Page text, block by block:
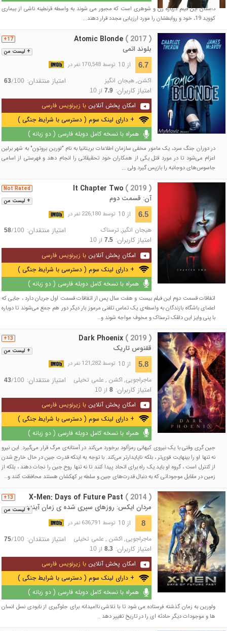
داستان این فیلم درباره زن و شوهری است که مجبور می شوند به واسطه قرنطینه ناشی از بیماری
کووید 19، خود و روابطشان را مورد ارزیابی مجدد قرار دهند...
+ لیست من
17+ Atomic Blonde ( 2017 )
بلوند اتمی
6.7 از 10 توسط 170,548 نفر در
اکشن,هیجان انگیز امتیاز منتقدان: 63/100
امتیاز کاربران: 7.9از 10
امکان پخش آنلاین با زیرنویس فارسی
+ دارای لینک سوم ( دسترسی با شرایط جنگی )
همراه با نسخه کامل دوبله فارسی ( دو زبانه )
در دوران جنگ سرد، یک مامور مخفی سازمان اطلاعات بریتانیا به نام "لورین بروتون" به شهر برلین
اعزام می‌شود تا در مورد قتل یکی از همکاران خود تحقیقاتی را انجام دهد و فهرستی از اسامی
جاسوس‌های دوجانبه را بازپس گیرد ولی ...
+ لیست من
Not Rated It Chapter Two ( 2019 )
آن: قسمت دوم
6.5 از 10 توسط 226,180 نفر در
هیجان انگیز, ترسناک امتیاز منتقدان: 58/100
امتیاز کاربران: 7.5از 10
امکان پخش آنلاین با زیرنویس فارسی
+ دارای لینک سوم ( دسترسی با شرایط جنگی )
همراه با نسخه کامل دوبله فارسی ( دو زبانه )
اتفاقات قسمت دوم این فیلم بیست و هفت سال پس از اتفاقات قسمت اول جریان دارد ، جایی که
اعضای باشگاه بازندگان به واسطه‌ی یک تماس تلفنی مرموز بار دیگر دور هم جمع می‌شوند تا دوباره
با پنی وایز این دلقک ترسناک و مخوف مواجه شوند و…
+ لیست من
13+ Dark Phoenix ( 2019 )
ققنوس تاریک
5.8 از 10 توسط 121,282 نفر در
ماجراجویی, اکشن , علمی تخیلی امتیاز منتقدان: 43/100
امتیاز کاربران: 8از 10
امکان پخش آنلاین با زیرنویس فارسی
+ دارای لینک سوم ( دسترسی با شرایط جنگی )
همراه با نسخه کامل دوبله فارسی ( دو زبانه )
جین گری وقتی با یک نیروی کیهانی رمزآلود برخورد می‌کند در آستانه‌ی مرگ قرار می‌گیرد. این نیرو
نه تنها او را بینهایت قوی‌تر ، بلکه ناپایدارتر می‌کند. با توجه به اینکه قدرت جین در حال خارج شدن
از کنترل است ، گروه او باید یک راه برای اتحاد پیدا کنند تا نه تنها روح جین را نجات دهند ، بلکه از
زمین در مقابل موجوداتی که به دنبال قدرت‌های جین و سلطه بر کهکشان هستند محافظت کنند و…
+ لیست من
13+ X-Men: Days of Future Past ( 2014 )
مردان ایکس: روزهای سپری شده ی زمان آینده
8 از 10 توسط 636,791 نفر در
ماجراجویی, اکشن ,علمی تخیلی امتیاز منتقدان: 75/100
امتیاز کاربران: 8.3از 10
امکان پخش آنلاین با زیرنویس فارسی
+ دارای لینک سوم ( دسترسی با شرایط جنگی )
همراه با نسخه کامل دوبله فارسی ( دو زبانه )
ولورین به زمان گذشته فرستاده می شود تا با تلاشی ناامیدانه برای جلوگیری از نابودی نسل انسان
ها و موجودات دیگر حادثه ای را در تاریخ تغییر دهد ..